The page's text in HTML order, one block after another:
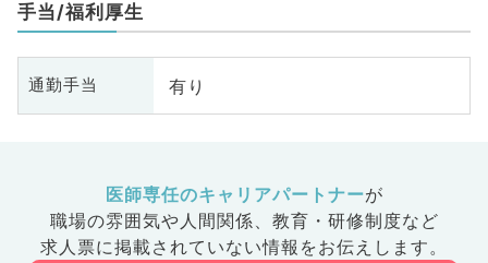
手当/福利厚生
通勤手当 有り
医師専任のキャリアパートナーが
職場の雰囲気や人間関係、 教育・研修制度など
求人票に掲載されていない情報をお伝えします。